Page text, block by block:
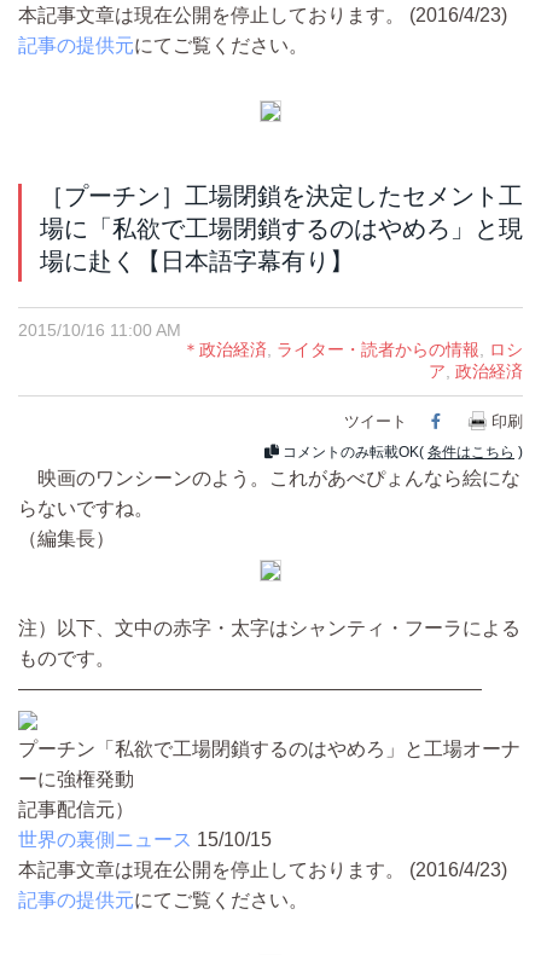
本記事文章は現在公開を停止しております。 (2016/4/23)
記事の提供元にてご覧ください。
［プーチン］工場閉鎖を決定したセメント工
場に「私欲で工場閉鎖するのはやめろ」と現
場に赴く【日本語字幕有り】
2015/10/16 11:00 AM
＊政治経済
ライター・読者からの情報
ロシ
ア 政治経済
ツイート Facebook
印刷
コメントのみ転載OK( 条件はこちら )
映画のワンシーンのよう。これがあべぴょんなら絵にな
らないですね。
（編集長）
注）以下、文中の赤字・太字はシャンティ・フーラによる
ものです。
————————————————————————
プーチン「私欲で工場閉鎖するのはやめろ」と工場オーナ
ーに強権発動
記事配信元）
世界の裏側ニュース 15/10/15
本記事文章は現在公開を停止しております。 (2016/4/23)
記事の提供元にてご覧ください。